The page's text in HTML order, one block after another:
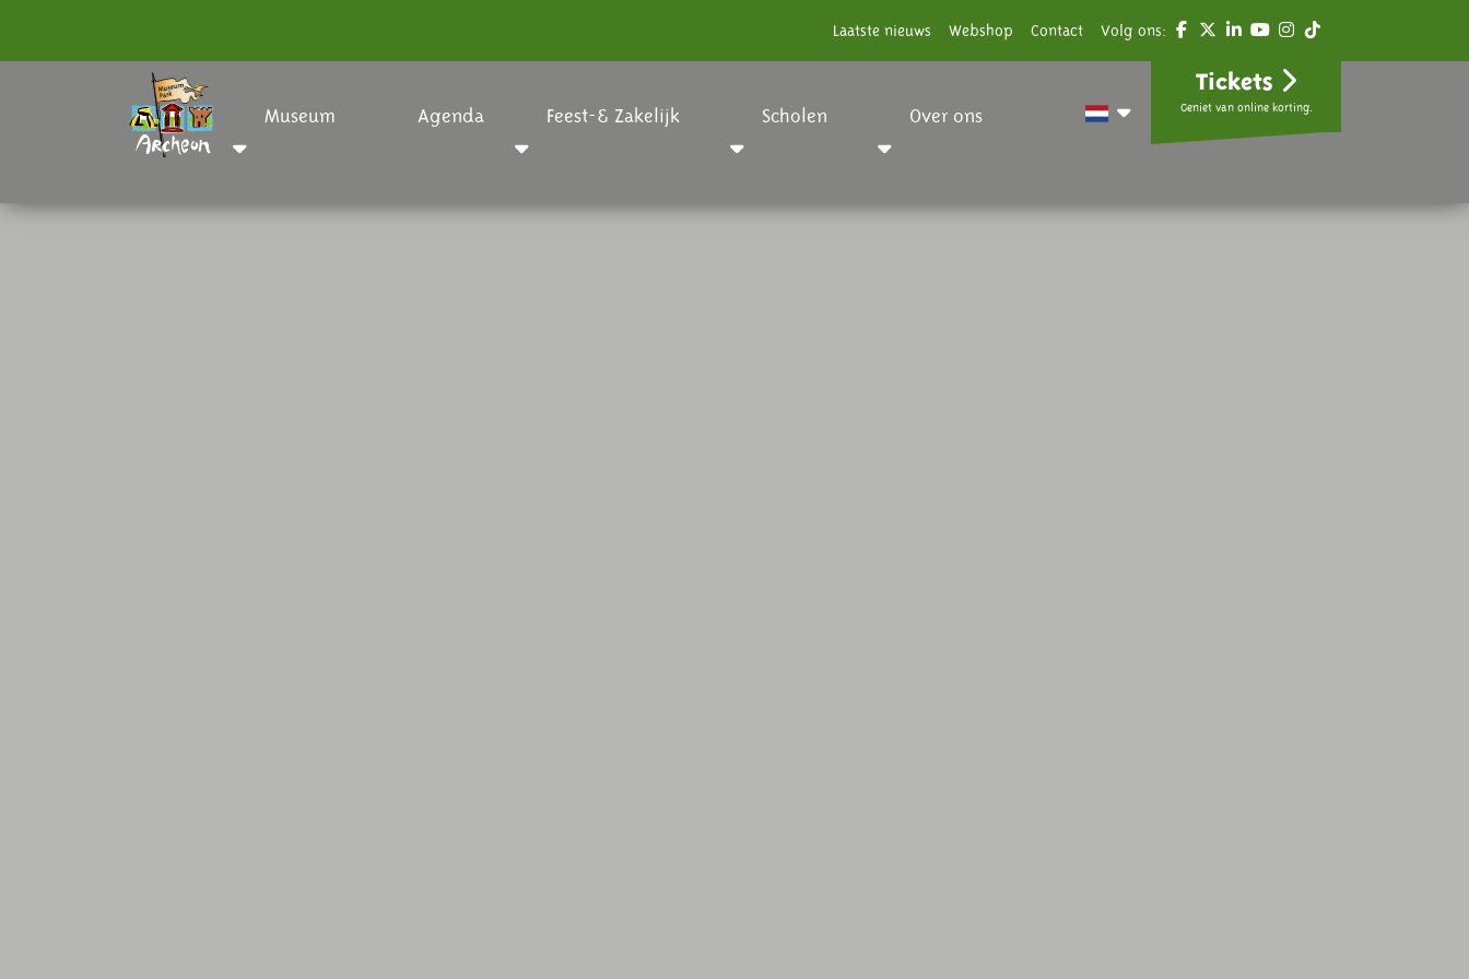
Laatste nieuws Webshop Contact Volg ons:
Museum Agenda Feest-& Zakelijk Scholen Over ons
Tickets
Geniet van online korting.